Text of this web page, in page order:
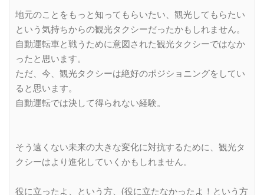
地元のことをもっと知ってもらいたい、観光してもらたい
という気持ちからの観光タクシーだったかもしれません。
自動運転車と戦うために意図された観光タクシーではなか
ったと思います。
ただ、今、観光タクシーは絶好のポジショニングをしてい
ると思います。
自動運転では決して得られない経験。
そう遠くない未来の大きな変化に対抗するために、観光タ
クシーはより進化していくかもしれません。
役に立ったよ、という方、(役に立たなかったよ！という方